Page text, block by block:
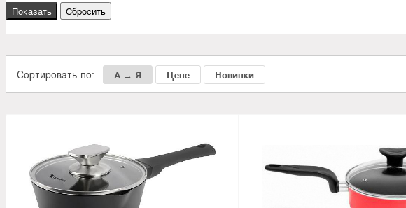
Сортировать по: А → Я Цене Новинки